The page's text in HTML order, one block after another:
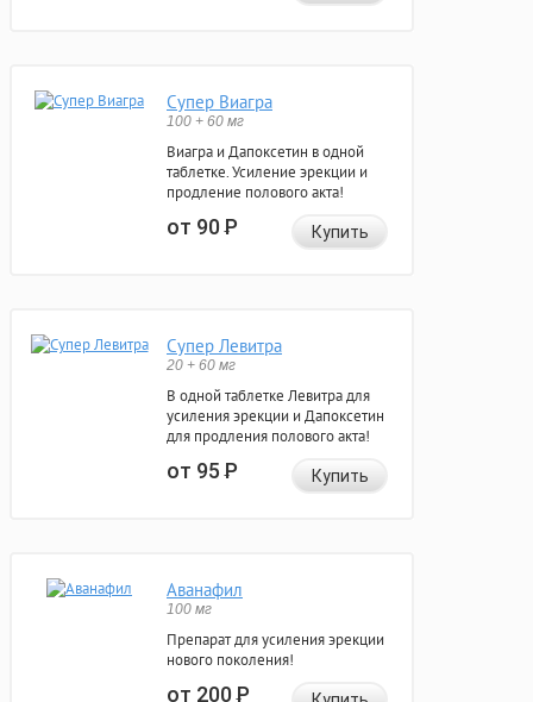
Супер Виагра
100 + 60 мг
Виагра и Дапоксетин в одной
таблетке. Усиление эрекции и
продление полового акта!
от 90Р Купить
Супер Левитра
20 + 60 мг
В одной таблетке Левитра для
усиления эрекции и Дапоксетин
для продления полового акта!
от 95Р Купить
Аванафил
100 мг
Препарат для усиления эрекции
нового поколения!
от 200Р